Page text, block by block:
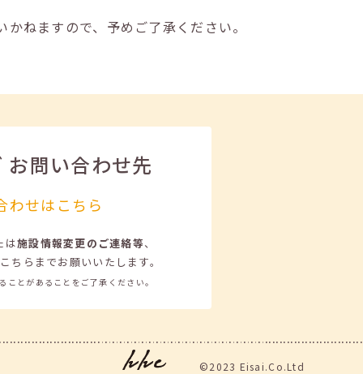
ねますので、予めご了承ください。
お問い合わせ先
わせはこちら
は施設情報変更のご連絡等、
ちらまでお願いいたします。
ことがあることをご了承ください。
©2023 Eisai.Co.Ltd